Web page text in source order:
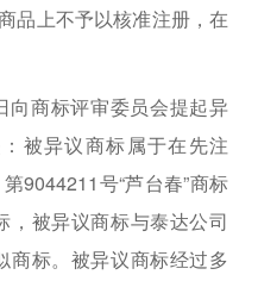
品上不予以核准注册，在
商标评审委员会提起异
被异议商标属于在先注
9044211号“芦台春”商标
，被异议商标与泰达公司
商标。被异议商标经过多